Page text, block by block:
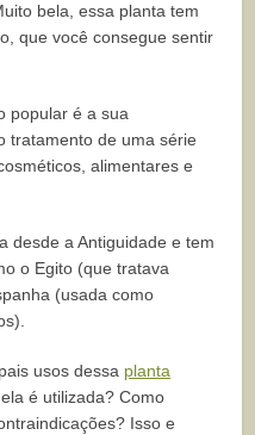
bela, essa planta tem
que você consegue sentir
popular é a sua
tratamento de uma série
alimentares e
desde a Antiguidade e tem
o Egito (que tratava
(usada como
usos dessa planta
é utilizada? Como
Isso e